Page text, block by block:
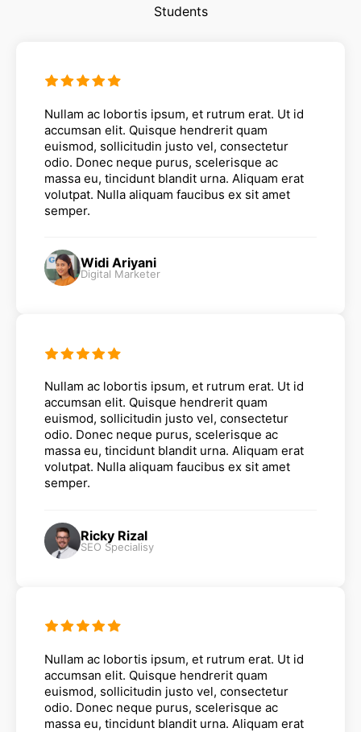
Students
Nullam ac lobortis ipsum, et rutrum erat. Ut id
accumsan elit. Quisque hendrerit quam
euismod, sollicitudin justo vel, consectetur
odio. Donec neque purus, scelerisque ac
massa eu, tincidunt blandit urna. Aliquam erat
volutpat. Nulla aliquam faucibus ex sit amet
semper.
Widi Ariyani
Digital Marketer
Nullam ac lobortis ipsum, et rutrum erat. Ut id
accumsan elit. Quisque hendrerit quam
euismod, sollicitudin justo vel, consectetur
odio. Donec neque purus, scelerisque ac
massa eu, tincidunt blandit urna. Aliquam erat
volutpat. Nulla aliquam faucibus ex sit amet
semper.
Ricky Rizal
SEO Specialisy
Nullam ac lobortis ipsum, et rutrum erat. Ut id
accumsan elit. Quisque hendrerit quam
euismod, sollicitudin justo vel, consectetur
odio. Donec neque purus, scelerisque ac
massa eu, tincidunt blandit urna. Aliquam erat